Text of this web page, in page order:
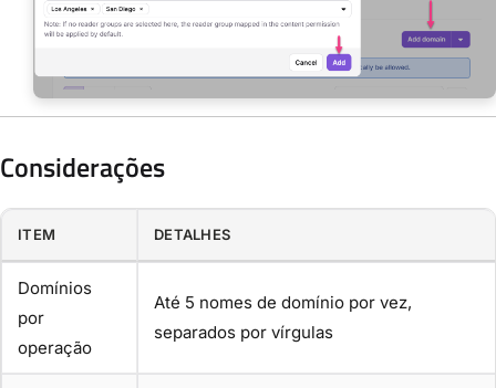
Considerações
ITEM DETALHES
Domínios
por
operação
Até 5 nomes de domínio por vez,
separados por vírgulas